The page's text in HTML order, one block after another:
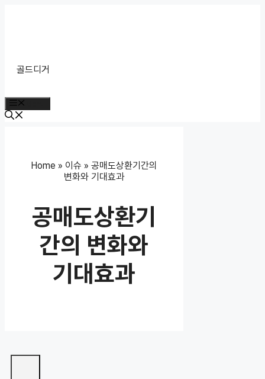
골드디거
Home » 이슈 »공매도상환기간의
변화와 기대효과
공매도상환기
간의 변화와
기대효과